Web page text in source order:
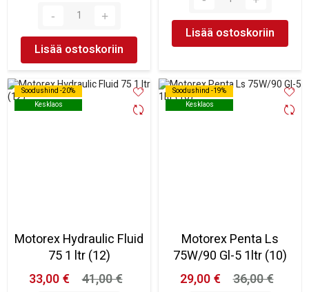
Lisää ostoskoriin
Lisää ostoskoriin
Soodushind -20%
Kesklaos
Soodushind -20%
Kesklaos
Motorex Hydraulic Fluid
75 1 ltr (12)
33,00 €
41,00 €
Soodushind -19%
Kesklaos
Soodushind -19%
Kesklaos
Motorex Penta Ls
75W/90 Gl-5 1ltr (10)
29,00 €
36,00 €